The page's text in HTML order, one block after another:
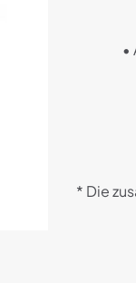
•
* Die